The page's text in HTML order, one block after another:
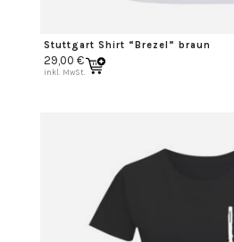
Stuttgart Shirt “Brezel” braun
29,00 €
inkl. MwSt.